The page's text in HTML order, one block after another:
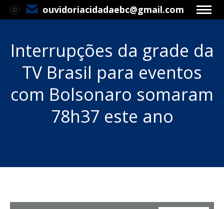
ouvidoriacidadaebc@gmail.com
Interrupções da grade da
TV Brasil para eventos
com Bolsonaro somaram
78h37 este ano